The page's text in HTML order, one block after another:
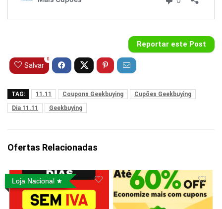
Reportar este Post
Salvar
0
TAG: 11.11 Coupons Geekbuying
Cupões Geekbuying
Dia 11.11
Geekbuying
Ofertas Relacionadas
Loja Nacional